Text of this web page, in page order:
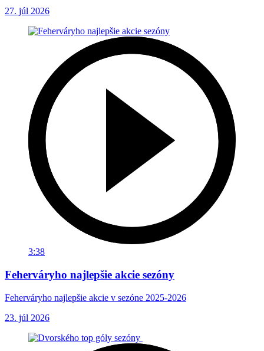
27. júl 2026
3:38
Feherváryho najlepšie akcie sezóny
Feherváryho najlepšie akcie v sezóne 2025-2026
23. júl 2026